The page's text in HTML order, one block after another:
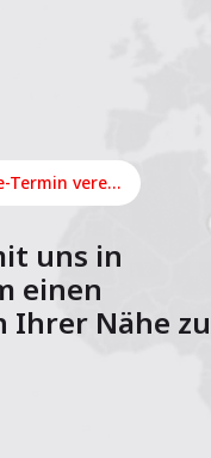
Online-Termin vereinbaren
uns in
einen
Nähe zu